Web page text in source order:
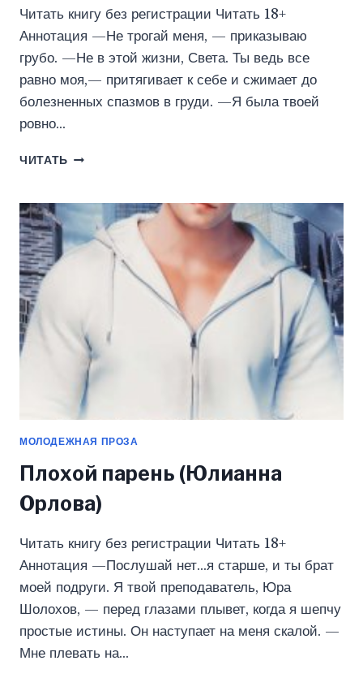
Читать книгу без регистрации Читать 18+
Аннотация —Не трогай меня, — приказываю
грубо. —Не в этой жизни, Света. Ты ведь все
равно моя,— притягивает к себе и сжимает до
болезненных спазмов в груди. —Я была твоей
ровно…
ЧИТАТЬ БОЛЬШЕ
ИСКУПЛЕНИЕ
(ЮЛИАННА
ОРЛОВА)
МОЛОДЕЖНАЯ ПРОЗА
Плохой парень (Юлианна
Орлова)
Читать книгу без регистрации Читать 18+
Аннотация —Послушай нет…я старше, и ты брат
моей подруги. Я твой преподаватель, Юра
Шолохов, — перед глазами плывет, когда я шепчу
простые истины. Он наступает на меня скалой. —
Мне плевать на…